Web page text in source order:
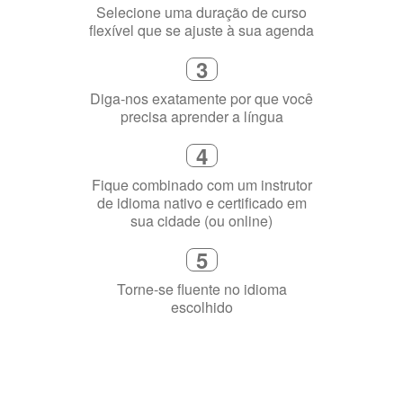
2
Selecione uma duração de curso
flexível que se ajuste à sua agenda
3
Diga-nos exatamente por que você
precisa aprender a língua
4
Fique combinado com um instrutor
de idioma nativo e certificado em
sua cidade (ou online)
5